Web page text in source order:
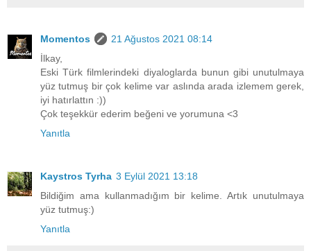
Momentos
21 Ağustos 2021 08:14
İlkay,
Eski Türk filmlerindeki diyaloglarda bunun gibi unutulmaya
yüz tutmuş bir çok kelime var aslında arada izlemem gerek,
iyi hatırlattın :))
Çok teşekkür ederim beğeni ve yorumuna <3
Yanıtla
Kaystros Tyrha 3 Eylül 2021 13:18
Bildiğim ama kullanmadığım bir kelime. Artık unutulmaya
yüz tutmuş:)
Yanıtla